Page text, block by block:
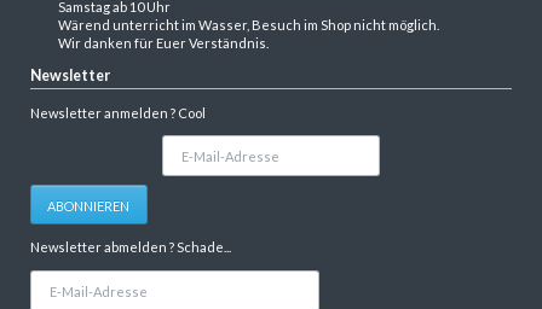
Samstag ab 10 Uhr
Wärend unterricht im Wasser, Besuch im Shop nicht möglich.
Wir danken für Euer Verständnis.
Newsletter
Newsletter anmelden ? Cool
Adresse
ABONNIEREN
Newsletter abmelden ? Schade...